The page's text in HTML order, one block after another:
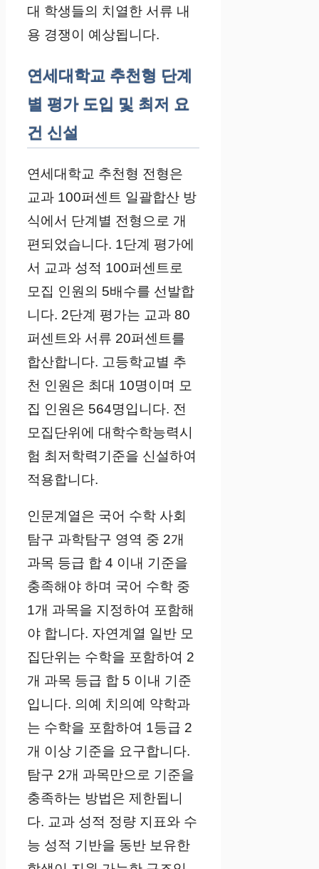
대 학생들의 치열한 서류 내
용 경쟁이 예상됩니다.
연세대학교 추천형 단계
별 평가 도입 및 최저 요
건 신설
연세대학교 추천형 전형은
교과 100퍼센트 일괄합산 방
식에서 단계별 전형으로 개
편되었습니다. 1단계 평가에
서 교과 성적 100퍼센트로
모집 인원의 5배수를 선발합
니다. 2단계 평가는 교과 80
퍼센트와 서류 20퍼센트를
합산합니다. 고등학교별 추
천 인원은 최대 10명이며 모
집 인원은 564명입니다. 전
모집단위에 대학수학능력시
험 최저학력기준을 신설하여
적용합니다.
인문계열은 국어 수학 사회
탐구 과학탐구 영역 중 2개
과목 등급 합 4 이내 기준을
충족해야 하며 국어 수학 중
1개 과목을 지정하여 포함해
야 합니다. 자연계열 일반 모
집단위는 수학을 포함하여 2
개 과목 등급 합 5 이내 기준
입니다. 의예 치의예 약학과
는 수학을 포함하여 1등급 2
개 이상 기준을 요구합니다.
탐구 2개 과목만으로 기준을
충족하는 방법은 제한됩니
다. 교과 성적 정량 지표와 수
능 성적 기반을 동반 보유한